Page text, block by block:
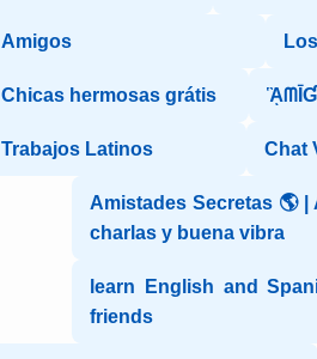
Amigos
Chicas hermosas grátis
Trabajos Latinos Chat
Amistades Secretas 🌎 |
charlas y buena vibra
learn English and
friends